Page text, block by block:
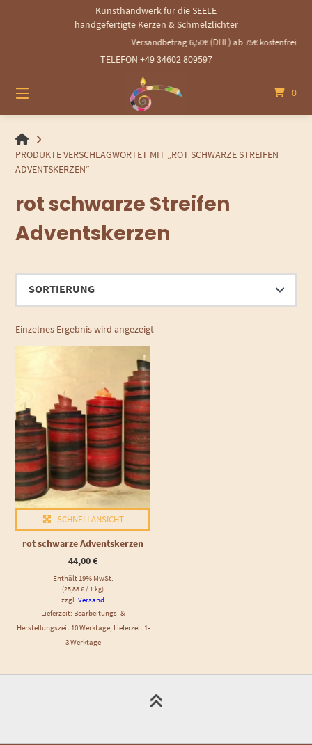
Kunsthandwerk für die SEELE
handgefertigte Kerzen & Schmelzlichter
Versandbetrag 6,50€ (DHL) ab 75€ kostenfrei -
TELEFON +49 34602 809597
0
HANDGEMACHTE
GEROLLTE
KERZEN
SCHMELZLICHTER
PRODUKTE VERSCHLAGWORTET MIT „ROT SCHWARZE STREIFEN
ADVENTSKERZEN“
rot schwarze Streifen
Adventskerzen
Einzelnes Ergebnis wird angezeigt
SCHNELLANSICHT
rot schwarze Adventskerzen
44,00€
Enthält 19% MwSt.
(25,88€ / 1 kg)
zzgl.Versand
Lieferzeit: Bearbeitungs- &
Herstellungszeit 10 Werktage, Lieferzeit 1-
3 Werktage